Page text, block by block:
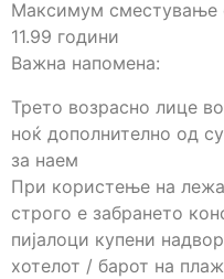
Максимум сместување
11.99 години
Важна напомена:
Трето возрасно лице
ноќ дополнително од
за наем
При користење на
строго е забрането
пијалоци купени
хотелот / барот на